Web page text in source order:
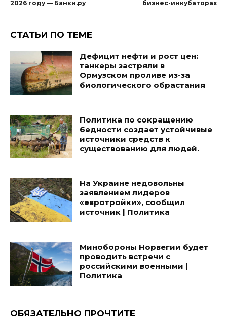
2026 году — Банки.ру бизнес-инкубаторах
СТАТЬИ ПО ТЕМЕ
Дефицит нефти и рост цен:
танкеры застряли в
Ормузском проливе из-за
биологического обрастания
Политика по сокращению
бедности создает устойчивые
источники средств к
существованию для людей.
На Украине недовольны
заявлением лидеров
«евротройки», сообщил
источник | Политика
Минобороны Норвегии будет
проводить встречи с
российскими военными |
Политика
ОБЯЗАТЕЛЬНО ПРОЧТИТЕ